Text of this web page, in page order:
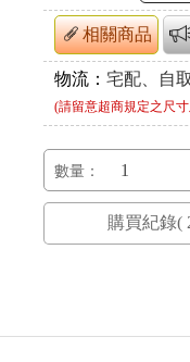
相關商品
物流：宅配、自
(請留意超商規定之尺
數量：